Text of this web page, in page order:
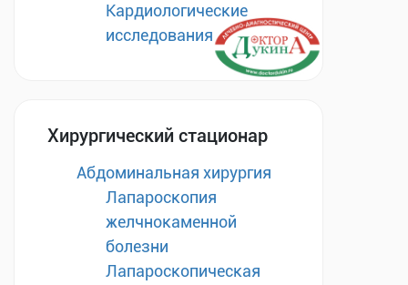
Кардиологические
исследования
Хирургический стационар
Абдоминальная хирургия
Лапароскопия
желчнокаменной
болезни
Лапароскопическая